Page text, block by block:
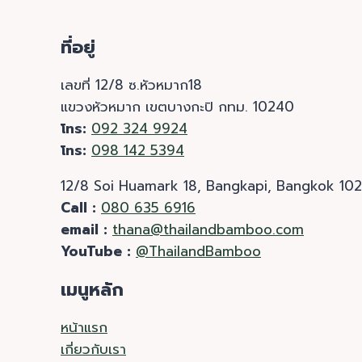
ที่อยู่
เลขที่ 12/8 ซ.หัวหมาก18
แขวงหัวหมาก เขตบางกะปิ กทม. 10240
โทร: 092 324 9924
โทร: 098 142 5394
12/8 Soi Huamark 18, Bangkapi, Bangkok
Call : 080 635 6916
email : thana@thailandbamboo.com
YouTube : @ThailandBamboo
เมนูหลัก
หน้าแรก
เกี่ยวกับเรา